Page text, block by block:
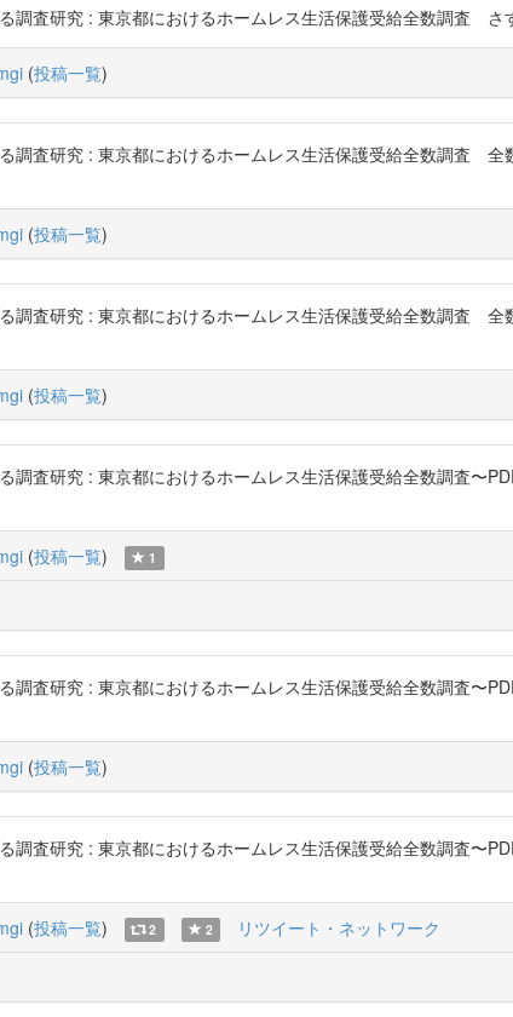
調査研究 : 東京都におけるホームレス生活保護受給全数調査
(投稿一覧)
調査研究 : 東京都におけるホームレス生活保護受給全数調査 全
(投稿一覧)
調査研究 : 東京都におけるホームレス生活保護受給全数調査 全
(投稿一覧)
調査研究 : 東京都におけるホームレス生活保護受給全数調査〜
(投稿一覧) 1
調査研究 : 東京都におけるホームレス生活保護受給全数調査〜
(投稿一覧)
調査研究 : 東京都におけるホームレス生活保護受給全数調査〜
(投稿一覧) 2 2 リツイート・ネットワーク